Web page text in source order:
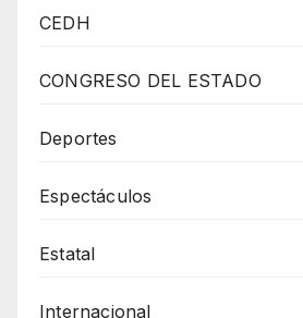
Estatal
Menores
CEDH
CONGRESO DEL ESTADO
Deportes
Espectáculos
Estatal
Internacional